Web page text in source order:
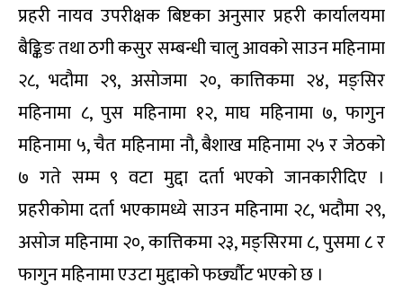
प्रहरी नायव उपरीक्षक बिष्टका अनुसार प्रहरी कार्यालयमा
बैङ्किङ तथा ठगी कसुर सम्बन्धी चालु आवको साउन महिनामा
२८, भदौमा २९, असोजमा २०, कात्तिकमा २४, मङ्सिर
महिनामा ८, पुस महिनामा १२, माघ महिनामा ७, फागुन
महिनामा ५, चैत महिनामा नौ, बैशाख महिनामा २५ र जेठको
७ गते सम्म ९ वटा मुद्दा दर्ता भएको जानकारीदिए ।
प्रहरीकोमा दर्ता भएकामध्ये साउन महिनामा २८, भदौमा २९,
असोज महिनामा २०, कात्तिकमा २३, मङ्सिरमा ८, पुसमा ८ र
फागुन महिनामा एउटा मुद्दाको फर्छ्यौट भएको छ ।